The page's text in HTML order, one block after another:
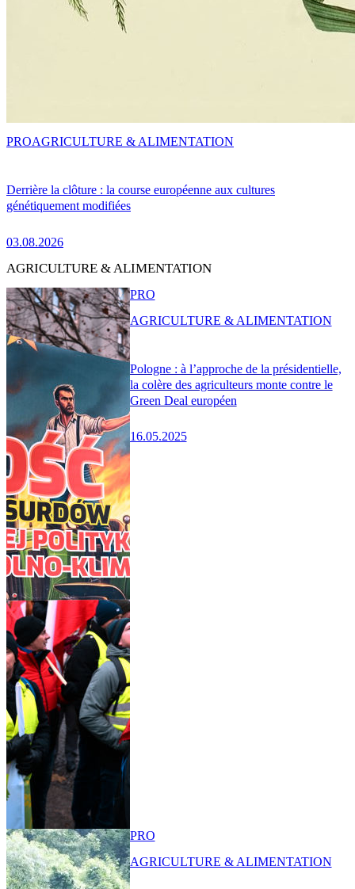
Derrière la clôture : la course européenne aux cultures
génétiquement modifiées
03.08.2026
PROAGRICULTURE & ALIMENTATION
AGRICULTURE & ALIMENTATION
Pologne : à l’approche de la présidentielle,
la colère des agriculteurs monte contre le
Green Deal européen
16.05.2025
PRO
AGRICULTURE & ALIMENTATION
PRO
AGRICULTURE & ALIMENTATION